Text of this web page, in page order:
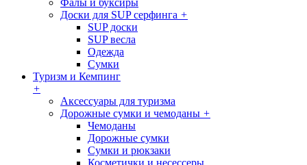
Фалы и буксиры
Доски для SUP серфинга +
SUP доски
SUP весла
Одежда
Сумки
Туризм и Кемпинг
+
Аксессуары для туризма
Дорожные сумки и чемоданы +
Чемоданы
Дорожные сумки
Сумки и рюкзаки
Косметички и несессеры